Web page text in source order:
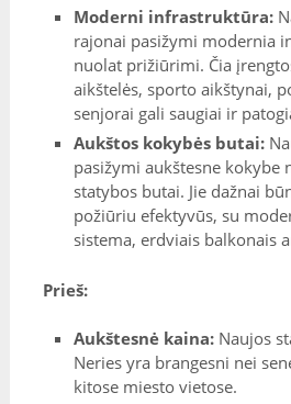
Moderni infrastruktūra:
rajonai pasižymi modernia
nuolat prižiūrimi. Čia
aikštelės, sporto aikštynai,
senjorai gali saugiai ir
Aukštos kokybės butai:
pasižymi aukštesne kokybe
statybos butai. Jie dažnai
požiūriu efektyvūs, su
sistema, erdviais balkonais
Prieš:
Aukštesnė kaina: Naujos
Neries yra brangesni nei
kitose miesto vietose.